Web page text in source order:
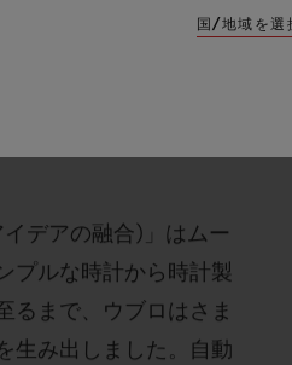
ムーブ
デアの融合) 」はムー
プルな時計から時計製
るまで、ウブロはさま
生み出しました。自動
国/地域を選